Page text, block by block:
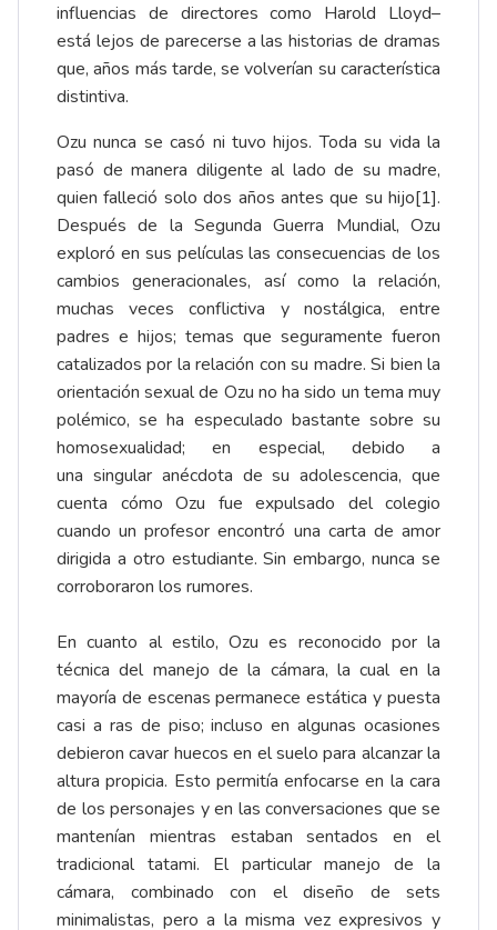
influencias de directores como Harold Lloyd–
está lejos de parecerse a las historias de dramas
que, años más tarde, se volverían su característica
distintiva.
Ozu nunca se casó ni tuvo hijos. Toda su vida la
pasó de manera diligente al lado de su madre,
quien falleció solo dos años antes que su hijo[1].
Después de la Segunda Guerra Mundial, Ozu
exploró en sus películas las consecuencias de los
cambios generacionales, así como la relación,
muchas veces conflictiva y nostálgica, entre
padres e hijos; temas que seguramente fueron
catalizados por la relación con su madre. Si bien la
orientación sexual de Ozu no ha sido un tema muy
polémico, se ha especulado bastante sobre su
homosexualidad; en especial, debido a
una singular anécdota de su adolescencia, que
cuenta cómo Ozu fue expulsado del colegio
cuando un profesor encontró una carta de amor
dirigida a otro estudiante. Sin embargo, nunca se
corroboraron los rumores.
En cuanto al estilo, Ozu es reconocido por la
técnica del manejo de la cámara, la cual en la
mayoría de escenas permanece estática y puesta
casi a ras de piso; incluso en algunas ocasiones
debieron cavar huecos en el suelo para alcanzar la
altura propicia. Esto permitía enfocarse en la cara
de los personajes y en las conversaciones que se
mantenían mientras estaban sentados en el
tradicional tatami. El particular manejo de la
cámara, combinado con el diseño de sets
minimalistas, pero a la misma vez expresivos y